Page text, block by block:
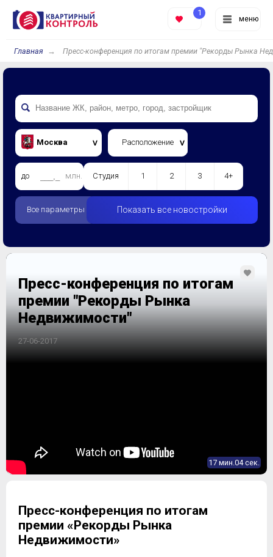
меню
1
Главная Пресс-конференция по итогам премии "Рекорды Рынка
Москва Расположение
до млн. Студия 1 2 3 4+
Все параметры Показать все новостройки
Пресс-конференция по итогам
премии "Рекорды Рынка
Недвижимости"
27-06-2017
17 мин.04 сек.
Пресс-конференция по итогам
премии «Рекорды Рынка
Недвижимости»